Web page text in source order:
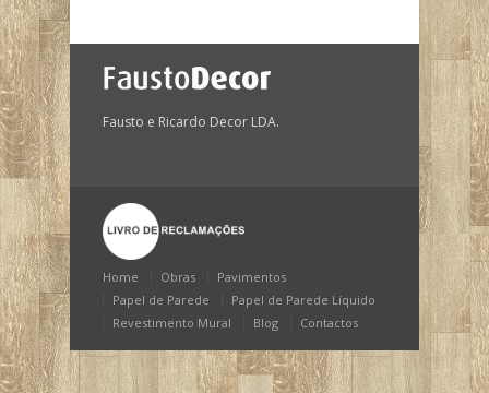
Fausto e Ricardo Decor LDA.
Home Obras
Pavimentos
Papel de Parede
Papel de Parede Líquido
Revestimento Mural
Blog Contactos